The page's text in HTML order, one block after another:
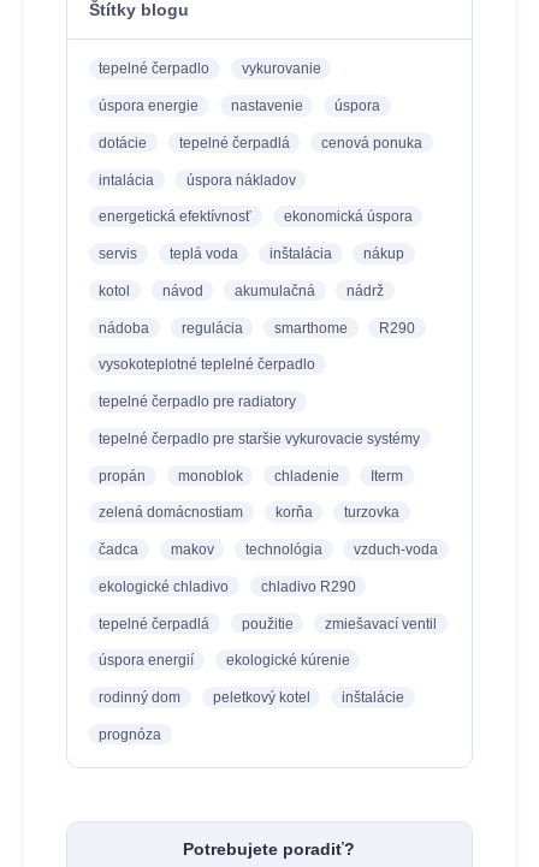
Štítky blogu
tepelné čerpadlo vykurovanie
úspora energie nastavenie úspora
dotácie tepelné čerpadlá cenová ponuka
intalácia úspora nákladov
energetická efektívnosť ekonomická úspora
servis teplá voda inštalácia nákup
kotol návod akumulačná nádrž
nádoba regulácia smarthome R290
vysokoteplotné teplelné čerpadlo
tepelné čerpadlo pre radiatory
tepelné čerpadlo pre staršie vykurovacie systémy
propán monoblok chladenie Iterm
zelená domácnostiam korňa turzovka
čadca makov technológia vzduch-voda
ekologické chladivo chladivo R290
tepelné čerpadlá použitie zmiešavací ventil
úspora energií ekologické kúrenie
rodinný dom peletkový kotel inštalácie
prognóza
Potrebujete poradiť?